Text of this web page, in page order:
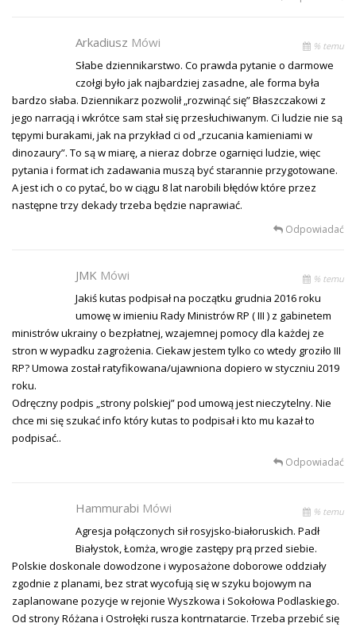
Arkadiusz Mówi % temu
Słabe dziennikarstwo. Co prawda pytanie o darmowe
czołgi było jak najbardziej zasadne, ale forma była
bardzo słaba. Dziennikarz pozwolił „rozwinąć się” Błaszczakowi z
jego narracją i wkrótce sam stał się przesłuchiwanym. Ci ludzie nie są
tępymi burakami, jak na przykład ci od „rzucania kamieniami w
dinozaury”. To są w miarę, a nieraz dobrze ogarnięci ludzie, więc
pytania i format ich zadawania muszą być starannie przygotowane.
A jest ich o co pytać, bo w ciągu 8 lat narobili błędów które przez
następne trzy dekady trzeba będzie naprawiać.
Odpowiadać
JMK Mówi % temu
Jakiś kutas podpisał na początku grudnia 2016 roku
umowę w imieniu Rady Ministrów RP ( III ) z gabinetem
ministrów ukrainy o bezpłatnej, wzajemnej pomocy dla każdej ze
stron w wypadku zagrożenia. Ciekaw jestem tylko co wtedy groziło III
RP? Umowa został ratyfikowana/ujawniona dopiero w styczniu 2019
roku.
Odręczny podpis „strony polskiej” pod umową jest nieczytelny. Nie
chce mi się szukać info który kutas to podpisał i kto mu kazał to
podpisać..
Odpowiadać
Hammurabi Mówi % temu
Agresja połączonych sił rosyjsko-białoruskich. Padł
Białystok, Łomża, wrogie zastępy prą przed siebie.
Polskie doskonale dowodzone i wyposażone doborowe oddziały
zgodnie z planami, bez strat wycofują się w szyku bojowym na
zaplanowane pozycje w rejonie Wyszkowa i Sokołowa Podlaskiego.
Od strony Różana i Ostrołęki rusza kontrnatarcie. Trzeba przebić się